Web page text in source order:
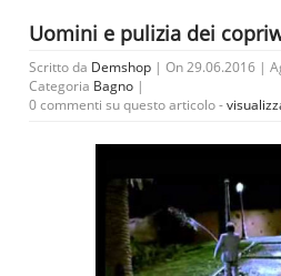
Uomini e pulizia dei
Scritto da Demshop | On 29.06.2016 |
Categoria Bagno |
0 commenti su questo articolo -